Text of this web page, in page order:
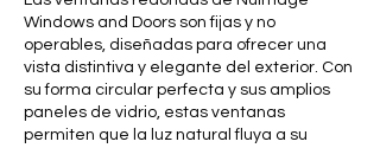
Windows and Doors son fijas y no
operables, diseñadas para ofrecer una
vista distintiva y elegante del exterior. Con
su forma circular perfecta y sus amplios
paneles de vidrio, estas ventanas
permiten que la luz natural fluya a su